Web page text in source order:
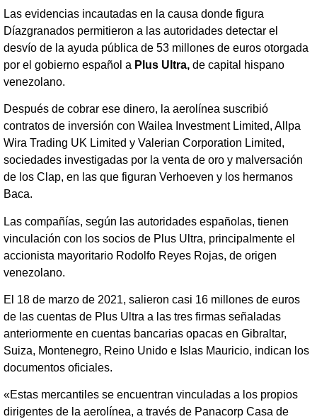
Las evidencias incautadas en la causa donde figura
Díazgranados permitieron a las autoridades detectar el
desvío de la ayuda pública de 53 millones de euros otorgada
por el gobierno español a Plus Ultra, de capital hispano
venezolano.
Después de cobrar ese dinero, la aerolínea suscribió
contratos de inversión con Wailea Investment Limited, Allpa
Wira Trading UK Limited y Valerian Corporation Limited,
sociedades investigadas por la venta de oro y malversación
de los Clap, en las que figuran Verhoeven y los hermanos
Baca.
Las compañías, según las autoridades españolas, tienen
vinculación con los socios de Plus Ultra, principalmente el
accionista mayoritario Rodolfo Reyes Rojas, de origen
venezolano.
El 18 de marzo de 2021, salieron casi 16 millones de euros
de las cuentas de Plus Ultra a las tres firmas señaladas
anteriormente en cuentas bancarias opacas en Gibraltar,
Suiza, Montenegro, Reino Unido e Islas Mauricio, indican los
documentos oficiales.
«Estas mercantiles se encuentran vinculadas a los propios
dirigentes de la aerolínea, a través de Panacorp Casa de